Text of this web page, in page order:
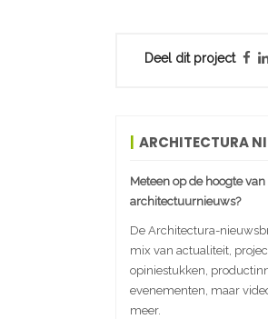
Deel dit project
ARCHITECTURA
Meteen op de hoogte
architectuurnieuws?
De Architectura-
mix van actualiteit,
opiniestukken,
evenementen, maar
meer.